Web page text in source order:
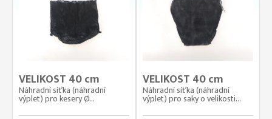
VELIKOST 40 cm
Náhradní síťka (náhradní
výplet) pro kesery Ø...
VELIKOST 40 cm
Náhradní síťka (náhradní
výplet) pro saky o velikosti...